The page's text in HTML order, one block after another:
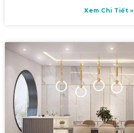
Xem Chi Tiết »